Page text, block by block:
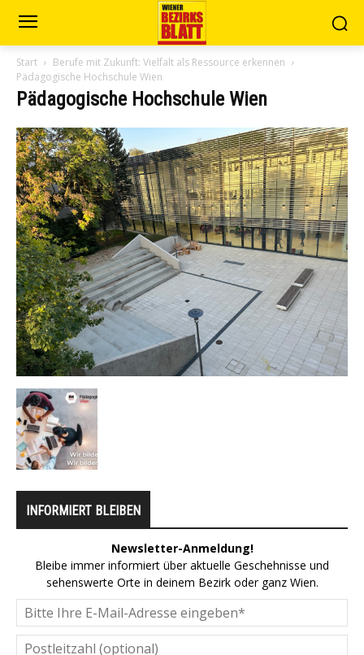
Start
Berufe mit Zukunft: Vielfalt als Ressource erkennen
Pädagogische Hochschule Wien
Pädagogische Hochschule Wien
INFORMIERT BLEIBEN
Newsletter-Anmeldung!
Bleibe immer informiert über aktuelle Geschehnisse und
sehenswerte Orte in deinem Bezirk oder ganz Wien.